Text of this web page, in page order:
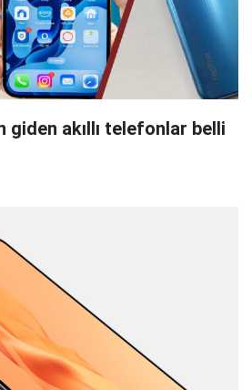
giden akıllı telefonlar belli